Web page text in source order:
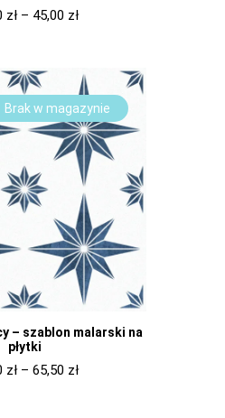
zł – 45,00 zł
Brak w magazynie
– szablon malarski na
płytki
zł – 65,50 zł